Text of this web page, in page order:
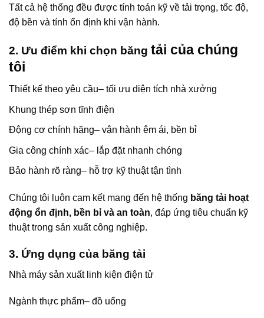
Tất cả hệ thống đều được tính toán kỹ về tải trọng, tốc độ,
độ bền và tính ổn định khi vận hành.
2. Ưu điểm khi chọn băng tải của chúng
tôi
Thiết kế theo yêu cầu– tối ưu diện tích nhà xưởng
Khung thép sơn tĩnh điện
Động cơ chính hãng– vận hành êm ái, bền bỉ
Gia công chính xác– lắp đặt nhanh chóng
Bảo hành rõ ràng– hỗ trợ kỹ thuật tận tình
Chúng tôi luôn cam kết mang đến hệ thống băng tải hoạt
động ổn định, bền bỉ và an toàn, đáp ứng tiêu chuẩn kỹ
thuật trong sản xuất công nghiệp.
3. Ứng dụng của băng tải
Nhà máy sản xuất linh kiện điện tử
Ngành thực phẩm– đồ uống